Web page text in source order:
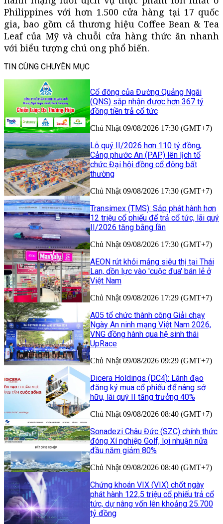
Philippines với hơn 1.500 cửa hàng tại 17 quốc
gia, bao gồm cả thương hiệu Coffee Bean & Tea
Leaf của Mỹ và chuỗi cửa hàng thức ăn nhanh
với biểu tượng chú ong phổ biến.
TIN CÙNG CHUYÊN MỤC
Cổ đông của Đường Quảng Ngãi
(QNS) sắp nhận được hơn 367 tỷ
đồng tiền trả cổ tức
Chủ Nhật 09/08/2026 17:30 (GMT+7)
Lỗ quý II/2026 hơn 110 tỷ đồng,
Cảng phước An (PAP) lên lịch tổ
chức Đại hội đồng cổ đông bất
thường
Chủ Nhật 09/08/2026 17:30 (GMT+7)
Transimex (TMS): Sắp phát hành hơn
12 triệu cổ phiếu để trả cổ tức, lãi quý
II/2026 tăng bằng lần
Chủ Nhật 09/08/2026 17:30 (GMT+7)
AEON rút khỏi mảng siêu thị tại Thái
Lan, dồn lực vào 'cuộc đua' bán lẻ ở
Việt Nam
Chủ Nhật 09/08/2026 17:29 (GMT+7)
A05 tổ chức thành công Giải chạy
Ngày An ninh mạng Việt Nam 2026,
VNG đồng hành qua hệ sinh thái
UpRace
Chủ Nhật 09/08/2026 09:29 (GMT+7)
Dicera Holdings (DC4): Lãnh đạo
đăng ký mua cổ phiếu để nâng sở
hữu, lãi quý II tăng trưởng 40%
Chủ Nhật 09/08/2026 08:40 (GMT+7)
Sonadezi Châu Đức (SZC) chính thức
đóng Xí nghiệp Golf, lợi nhuận nửa
đầu năm giảm 80%
Chủ Nhật 09/08/2026 08:40 (GMT+7)
Chứng khoán VIX (VIX) chốt ngày
phát hành 122,5 triệu cổ phiếu trả cổ
tức, dự nâng vốn lên khoảng 25.700
tỷ đồng